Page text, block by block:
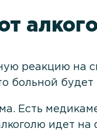
реакцию на
больной
Есть
идет